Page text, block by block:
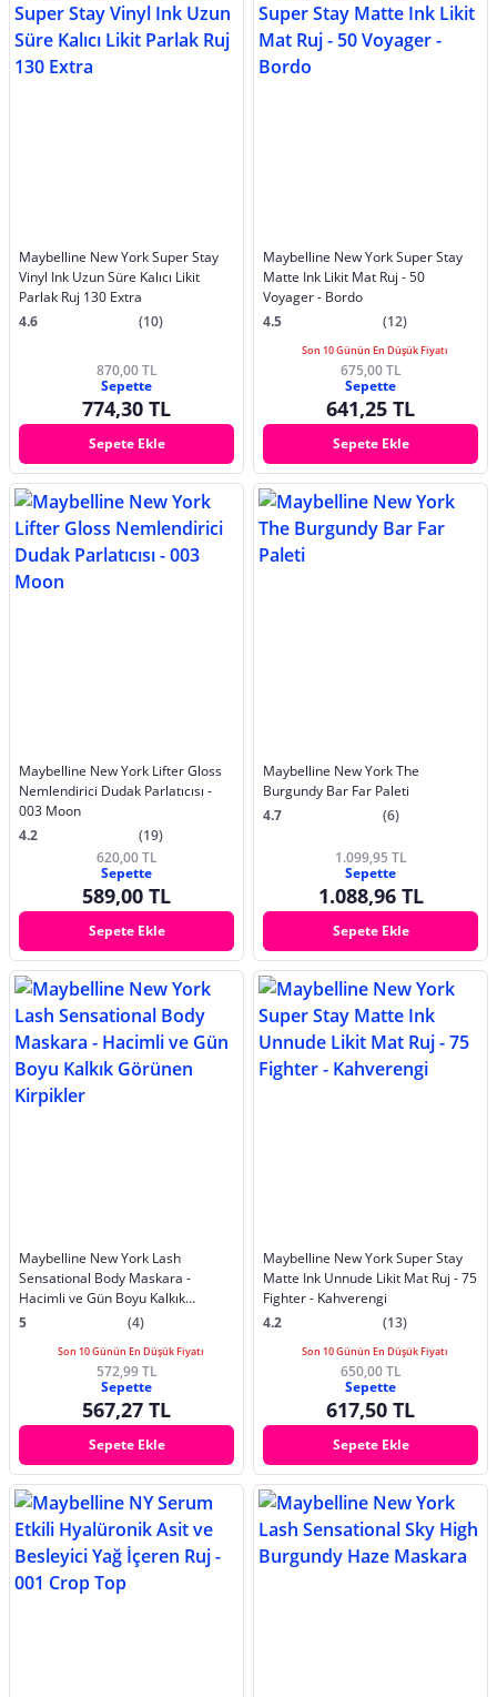
Maybelline New York Super Stay
Vinyl Ink Uzun Süre Kalıcı Likit
Parlak Ruj 130 Extra
4.6
(10)
870,00 TL
Sepette
774,30 TL
Sepete Ekle
Maybelline New York Super Stay
Matte Ink Likit Mat Ruj - 50
Voyager - Bordo
4.5
(12)
Son 10 Günün En Düşük Fiyatı
675,00 TL
Sepette
641,25 TL
Sepete Ekle
Maybelline New York Lifter Gloss
Nemlendirici Dudak Parlatıcısı -
003 Moon
4.2
(19)
620,00 TL
Sepette
589,00 TL
Sepete Ekle
Maybelline New York The
Burgundy Bar Far Paleti
4.7
(6)
1.099,95 TL
Sepette
1.088,96 TL
Sepete Ekle
Maybelline New York Lash
Sensational Body Maskara -
Hacimli ve Gün Boyu Kalkık
Görünen Kirpikler
5 (4)
Son 10 Günün En Düşük Fiyatı
572,99 TL
Sepette
567,27 TL
Sepete Ekle
Maybelline New York Super Stay
Matte Ink Unnude Likit Mat Ruj - 75
Fighter - Kahverengi
4.2
(13)
Son 10 Günün En Düşük Fiyatı
650,00 TL
Sepette
617,50 TL
Sepete Ekle